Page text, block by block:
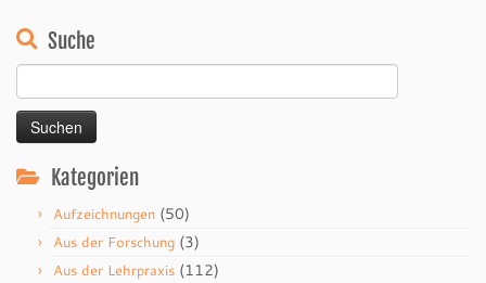
Suche
nach:
Kategorien
Aufzeichnungen (50)
Aus der Forschung (3)
Aus der Lehrpraxis (112)